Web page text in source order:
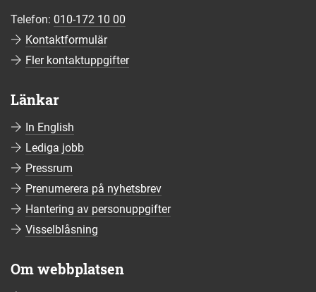
Telefon: 010-172 10 00
Kontaktformulär
Fler kontaktuppgifter
Länkar
In English
Lediga jobb
Pressrum
Prenumerera på nyhetsbrev
Hantering av personuppgifter
Visselblåsning
Om webbplatsen